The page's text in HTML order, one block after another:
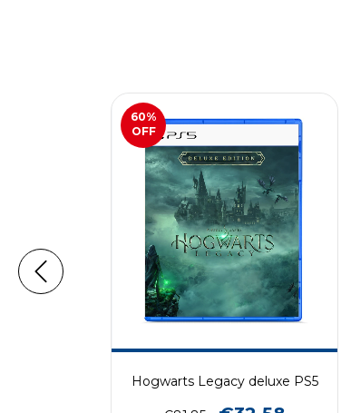
60%
OFF
Hogwarts Legacy deluxe PS5